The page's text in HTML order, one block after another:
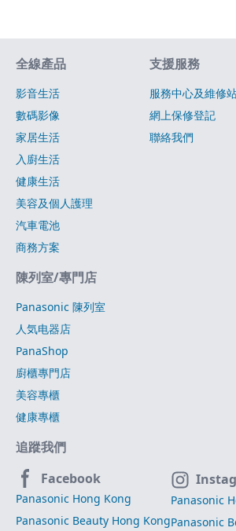
網站指南
全線產品
影音生活
數碼影像
家居生活
入廚生活
健康生活
美容及個人護理
汽車電池
商務方案
支援服務
服務中心及維修
網上保修登記
聯絡我們
陳列室/專門店
Panasonic 陳列室
人気电器店
PanaShop
廚櫃專門店
美容專櫃
健康專櫃
追蹤我們
Facebook
Panasonic Hong Kong
Panasonic Beauty Hong Kong
Panasonic
Panasonic